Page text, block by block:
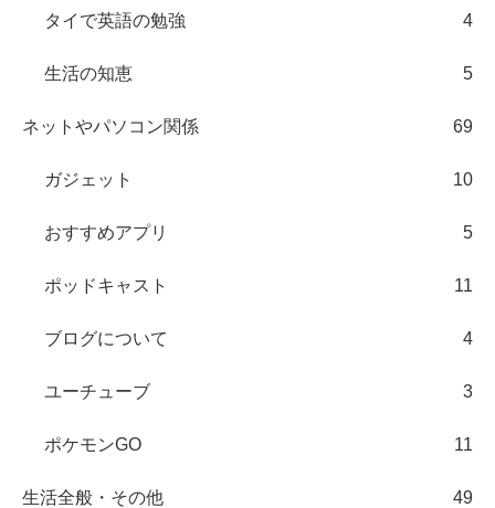
タイで英語の勉強 4
生活の知恵 5
ネットやパソコン関係 69
ガジェット 10
おすすめアプリ 5
ポッドキャスト 11
ブログについて 4
ユーチューブ 3
ポケモンGO 11
生活全般・その他 49